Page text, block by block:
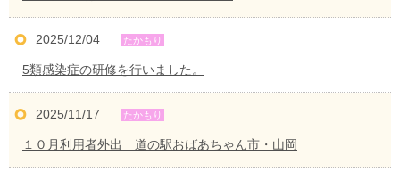
2025/12/04
5類感染症の研修を行いました。
2025/11/17
１０月利用者外出 道の駅おばあちゃん市・山岡